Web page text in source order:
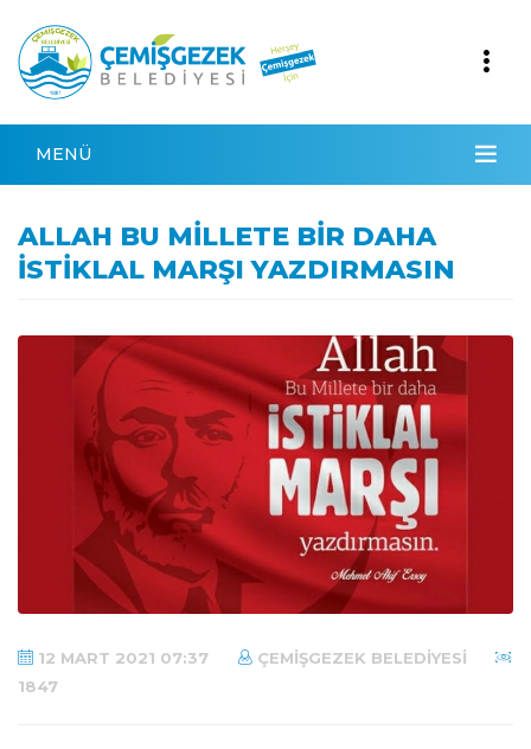
MENÜ
ALLAH BU MİLLETE BİR DAHA
İSTİKLAL MARŞI YAZDIRMASIN
12 MART 2021 07:37
ÇEMIŞGEZEK BELEDIYESI
1847